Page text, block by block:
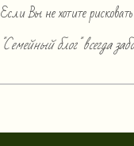
Если Вы не хотите
"Семейный блог" всегда